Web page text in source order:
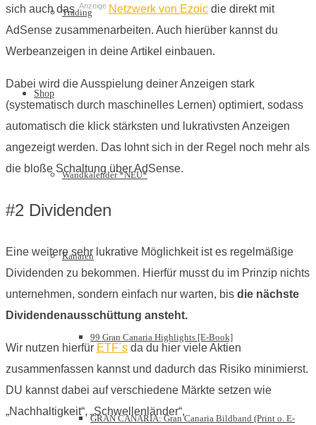
Trading
Shop
Wandkalender *NEU*
Kanaren
99 Gran Canaria Highlights [E-Book]
GRAN CANARIA: Gran Canaria Bildband (Print o. E-
sich auch dasAnzeige Netzwerk von Ezoic die direkt mit
AdSense zusammenarbeiten. Auch hierüber kannst du
Werbeanzeigen in deine Artikel einbauen.
Dabei wird die Ausspielung deiner Anzeigen stark
(systematisch durch maschinelles Lernen) optimiert, sodass
automatisch die klick stärksten und lukrativsten Anzeigen
angezeigt werden. Das lohnt sich in der Regel noch mehr als
die bloße Schaltung über AdSense.
#2 Dividenden
Eine weitere sehr lukrative Möglichkeit ist es regelmäßige
Dividenden zu bekommen. Hierfür musst du im Prinzip nichts
unternehmen, sondern einfach nur warten, bis die nächste
Dividendenausschüttung ansteht.
Wir nutzen hierfür ETF´s da du hier viele Aktien
zusammenfassen kannst und dadurch das Risiko minimierst.
DU kannst dabei auf verschiedene Märkte setzen wie
„Nachhaltigkeit“, „Schwellenländer“,